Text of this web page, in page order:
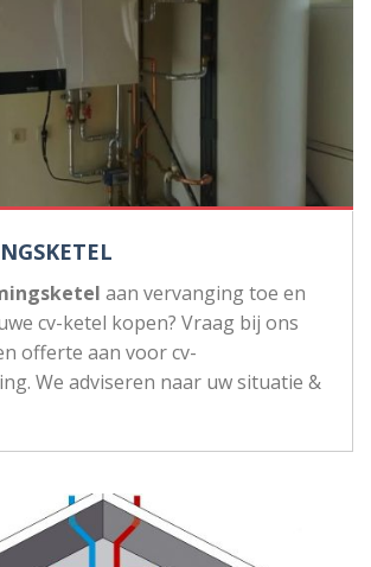
aan vervanging toe en
cv-ketel kopen? Vraag bij ons
offerte aan voor cv-
We adviseren naar uw situatie &